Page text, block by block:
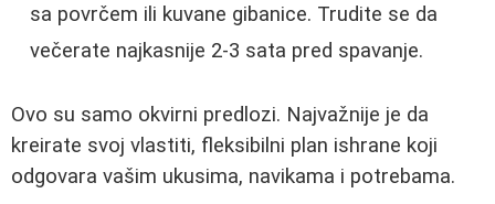
sa povrčem ili kuvane gibanice. Trudite se da
večerate najkasnije 2-3 sata pred spavanje.
Ovo su samo okvirni predlozi. Najvažnije je da
kreirate svoj vlastiti, fleksibilni plan ishrane koji
odgovara vašim ukusima, navikama i potrebama.